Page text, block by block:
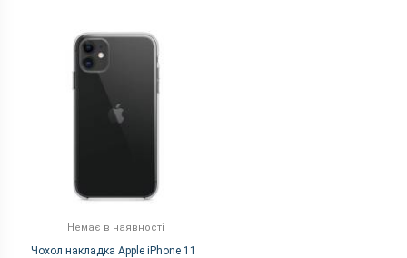
Немає в наявності
Чохол накладка Apple iPhone 11